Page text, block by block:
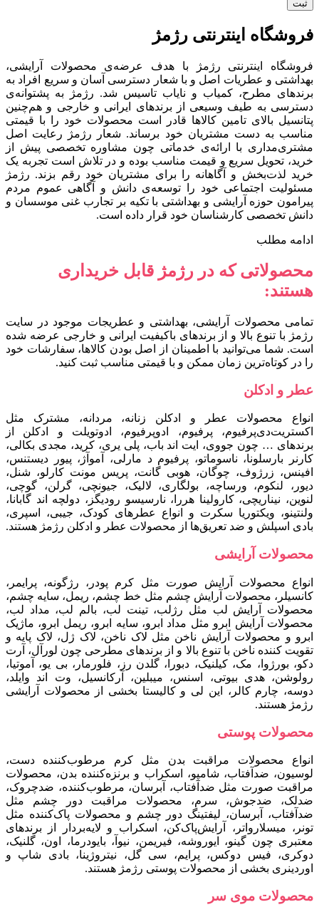
فروشگاه اینترنتی رژمژ​
فروشگاه اینترنتی رژمژ با هدف عرضه‌ی محصولات آرایشی،
بهداشتی و عطریات اصل و با شعار دسترسی آسان و سریع افراد به
برندهای مطرح، کمیاب و نایاب تاسیس شد. رژمژ به پشتوانه‌ی
دسترسی به طیف وسیعی از برندهای ایرانی و خارجی و هم‌چنین
پتانسیل بالای تامین کالاها قادر است محصولات خود را با قیمتی
مناسب به دست مشتریان خود برساند. شعار رژمژ رعایت اصل
مشتری‌مداری با ارائه‌ی خدماتی چون مشاوره تخصصی پیش از
خرید، تحویل سریع و قیمت مناسب بوده و در تلاش است تجربه یک
خرید لذت‌بخش و آگاهانه را برای مشتریان خود رقم بزند. رژمژ
مسئولیت اجتماعی خود را توسعه‌ی دانش و آگاهی عموم مردم
پیرامون حوزه آرایشی و بهداشتی با تکیه بر تجارب غنی موسسان و
دانش تخصصی کارشناسان خود قرار داده است.
ادامه مطلب
محصولاتی که در رژمژ قابل خریداری
هستند:
تمامی محصولات آرایشی، بهداشتی و عطریجات موجود در سایت
رژمژ با تنوع بالا و از برندهای باکیفیت ایرانی و خارجی عرضه شده
است. شما می‌توانید با اطمینان از اصل بودن کالاها، سفارشات خود
را در کوتاه‌ترین زمان ممکن و با قیمتی مناسب ثبت کنید.
عطر و ادکلن
انواع محصولات عطر و ادکلن زنانه، مردانه، مشترک مثل
اکستریت‌دی‌پرفیوم، پرفیوم، ادوپرفیوم، ادوتویلت و ادکلن از
برندهای … چون جووی، ایت اند باب، پلی یری، کرید، مجدی بکالی،
کارنر بارسلونا، ناسوماتو، پرفیوم د مارلی، آموآژ، پیور دیستنس،
افینس، زرژوف، چوگان، هوبی گانت، پریس مونت کارلو، شنل،
دیور، لنکوم، ورساچه، بولگاری، لالیک، جیونچی، گرلن، گوچی،
لنوین، نیناریچی، کارولینا هررا، نارسیسو رودیگز، دولچه اند گابانا،
ولنتینو، ویکتوریا سکرت و انواع عطرهای کودک، جیبی، اسپری،
بادی اسپلش و ضد تعریق‌ها از محصولات عطر و ادکلن رژمژ هستند.
محصولات آرایشی
انواع محصولات آرایش صورت مثل کرم پودر، رژگونه، پرایمر،
کانسیلر، محصولات آرایش چشم مثل خط چشم، ریمل، سایه چشم،
محصولات آرایش لب مثل رژلب، تینت لب، بالم لب، مداد لب،
محصولات آرایش ابرو مثل مداد ابرو، سایه ابرو، ریمل ابرو، ماژیک
ابرو و محصولات آرایش ناخن مثل لاک ناخن، لاک ژل، لاک پایه و
تقویت کننده ناخن با تنوع بالا و از برندهای مطرحی چون لورآل، آرت
دکو، بورژوا، مک، کیلنیک، دبورا، گلدن رز، فلورمار، بی یو، آموتیا،
رولوشن، هدی بیوتی، اسنس، میبلین، آرکانسیل، وت اند وایلد،
دوسه، چارم کالر، این لی و کالیستا بخشی از محصولات آرایشی
رژمژ هستند.
محصولات پوستی
انواع محصولات مراقبت بدن مثل کرم مرطوب‌کننده دست،
لوسیون، ضدآفتاب، شامپو، اسکراب و برنزه‌کننده بدن، محصولات
مراقبت صورت مثل ضدآفتاب، آبرسان، مرطوب‌کننده، ضدچروک،
ضدلک، ضدجوش، سرم، محصولات مراقبت دور چشم مثل
ضدآفتاب، آبرسان، لیفتینگ دور چشم و محصولات پاک‌کننده مثل
تونر، میسلارواتر، آرایش‌پاک‌کن، اسکراب و لایه‌بردار از برندهای
معتبری چون گینو، ایوروشه، فیری‍من، نیوآ، بایودرما، اون، گلنیک،
دوکری، فیس‌ دوکس، پرایم، سی‌ گل، نیتروژینا، بادی‌ شاپ و
اوردینری بخشی از محصولات پوستی رژمژ هستند.
محصولات موی سر